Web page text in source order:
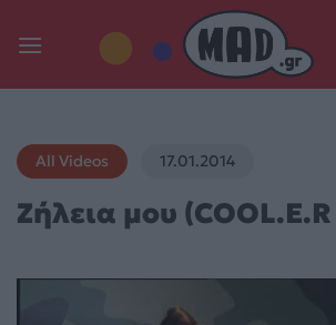
All Videos 17.01.2014
Ζήλεια μου (COOL.E.R